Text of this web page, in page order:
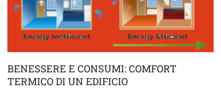
BENESSERE E CONSUMI: COMFORT
TERMICO DI UN EDIFICIO